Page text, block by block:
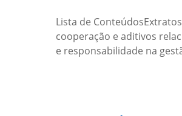
Lista de
cooperação e aditivos
e responsabilidade na